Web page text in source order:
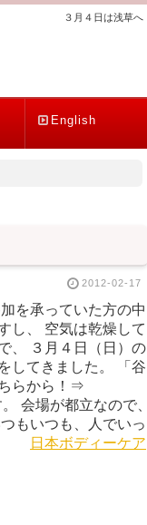
３月４日は浅草へ
English
2012-02-17
を承っていた方の中
し、 空気は乾燥して
、 ３月４日（日）の
してきました。 「谷
ちらから！⇒
会場が都立なので、
もいつも、人でいっ
日本ボディーケア